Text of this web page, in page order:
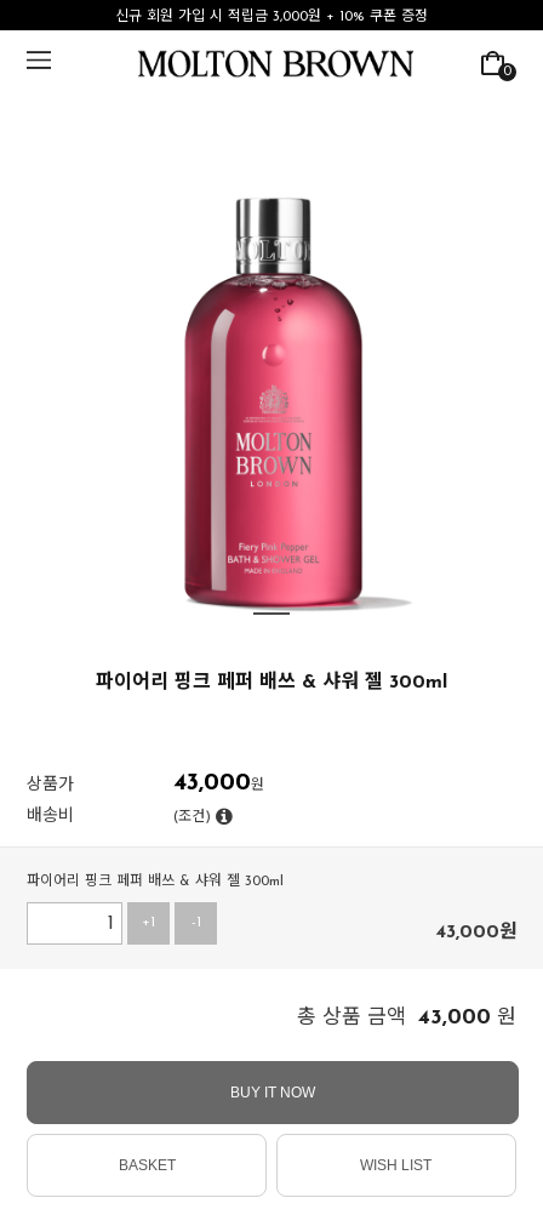
신규 회원 가입 시 적립금 3,000원 + 10% 쿠폰 증정
0
파이어리 핑크 페퍼 배쓰 & 샤워 젤 300ml
상품가 43,000원
배송비 (조건)
파이어리 핑크 페퍼 배쓰 & 샤워 젤 300ml
+1 -1 43,000원
총 상품 금액 43,000 원
BUY IT NOW
BASKET WISH LIST